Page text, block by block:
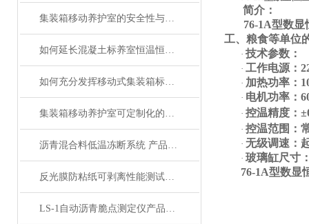
集装箱移动养护室的安全性与防护设施分析
如何延长混凝土标养室恒温恒湿设备的使用寿命？
如何充分发挥移动式集装箱标养室在临时检测中的作用
集装箱移动养护室可定制化的建筑保养与养护设施
沥青混合料低温冻断系统 产品展示
反光膜防粘纸可剥离性能测试仪产品展示
LS-1自动沥青脆点测定仪产品展示
简介：
76-1A型数显
工、粮食等单位
· 技术参数：
· 工作电源：
· 加热功率：
· 电机功率：
· 控温精度： ±
· 控温范围：
· 无级调速：
· 玻璃缸尺寸
76-1A型数显